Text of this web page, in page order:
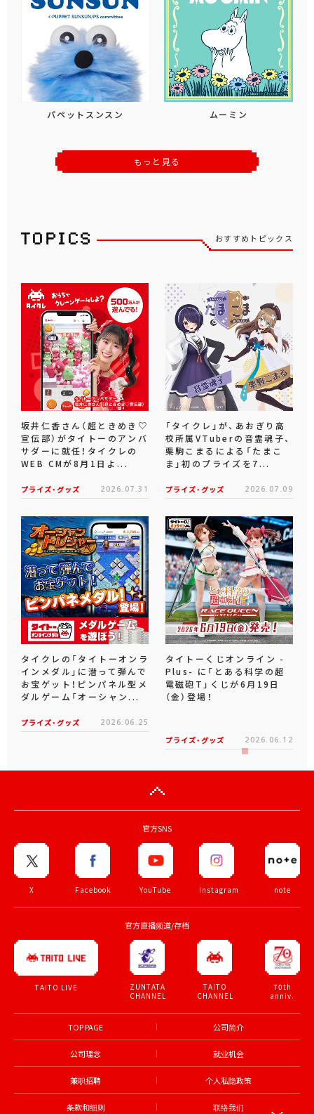
パペットスンスン ムーミン
もっと見る
おすすめトピックス
坂井仁香さん（超ときめき♡
宣伝部）がタイトーのアンバ
サダーに就任！タイクレの
WEB CMが8月1日よ...
プライズ・グッズ 2026.07.31
「タイクレ」が、あおぎり高
校所属VTuberの音霊魂子、
栗駒こまるによる「たまこ
ま」初のプライズを7...
プライズ・グッズ 2026.07.09
タイクレの「タイトーオンラ
インメダル」に潜って弾んで
お宝ゲット！ピンパネル型メ
ダルゲーム「オーシャン...
プライズ・グッズ 2026.06.25
タイトーくじオンライン -
Plus- に「とある科学の超
電磁砲T」くじが6月19日
（金）登場！
プライズ・グッズ 2026.06.12
官方SNS
X Facebook YouTube Instagram note
官方直播频道/存档
TAITO LIVE
ZUNTATA
CHANNEL
TAITO
CHANNEL
70th
anniv.
TOP PAGE 公司简介
公司理念 就业机会
兼职招聘 个人私隐政策
条款和细则 联络我们